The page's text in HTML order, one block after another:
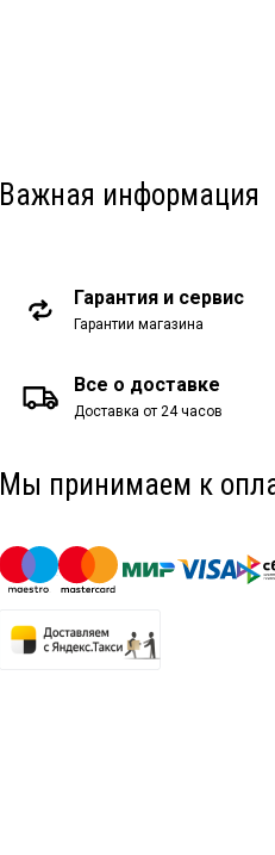
Важная информация
Гарантия и сервис
Гарантии магазина
Все о доставке
Доставка от 24 часов
Мы принимаем к